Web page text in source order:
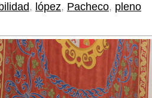
, lópez, Pacheco, pleno